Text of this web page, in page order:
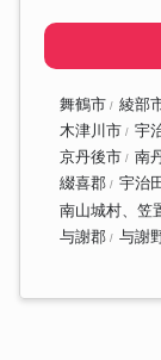
舞鶴市 綾部
木津川市
宇
京丹後市
南
綴喜郡
宇治
南山城村、笠
与謝郡
与謝